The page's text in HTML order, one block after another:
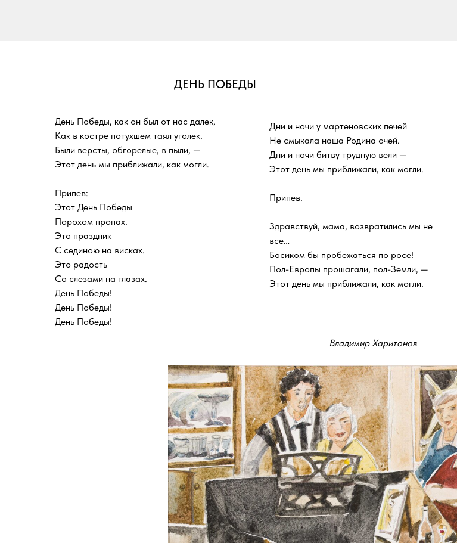
ДЕНЬ ПОБЕДЫ
День Победы, как он был от нас далек,
Как в костре потухшем таял уголек.
Были версты, обгорелые, в пыли, —
Этот день мы приближали, как могли.
Припев:
Этот День Победы
Порохом пропах.
Это праздник
С сединою на висках.
Это радость
Со слезами на глазах.
День Победы!
День Победы!
День Победы!
Дни и ночи у мартеновских печей
Не смыкала наша Родина очей.
Дни и ночи битву трудную вели —
Этот день мы приближали, как могли.
Припев.
Здравствуй, мама, возвратились мы не
все…
Босиком бы пробежаться по росе!
Пол-Европы прошагали, пол-Земли, —
Этот день мы приближали, как могли.
Владимир Харитонов